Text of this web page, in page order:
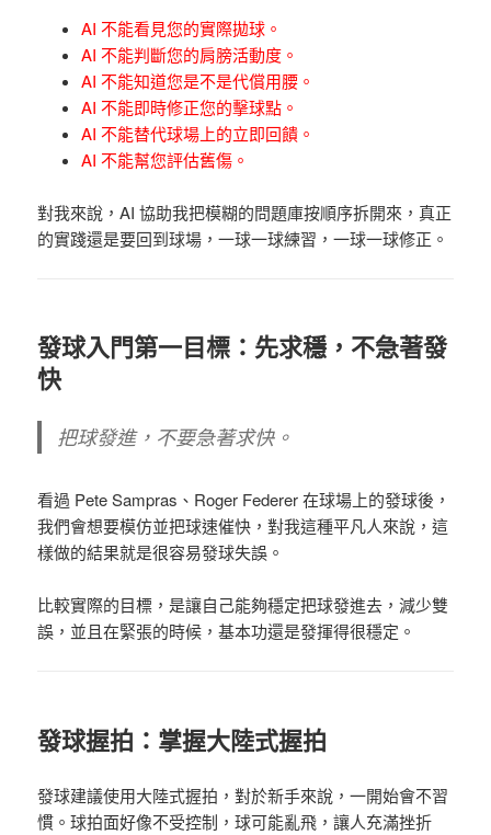
AI 不能看見您的實際拋球。
AI 不能判斷您的肩膀活動度。
AI 不能知道您是不是代償用腰。
AI 不能即時修正您的擊球點。
AI 不能替代球場上的立即回饋。
AI 不能幫您評估舊傷。
對我來說，AI 協助我把模糊的問題庫按順序拆開來，真正
的實踐還是要回到球場，一球一球練習，一球一球修正。
發球入門第一目標：先求穩，不急著發
快
把球發進，不要急著求快。
看過 Pete Sampras、Roger Federer 在球場上的發球後，
我們會想要模仿並把球速催快，對我這種平凡人來說，這
樣做的結果就是很容易發球失誤。
比較實際的目標，是讓自己能夠穩定把球發進去，減少雙
誤，並且在緊張的時候，基本功還是發揮得很穩定。
發球握拍：掌握大陸式握拍
發球建議使用大陸式握拍，對於新手來說，一開始會不習
慣。球拍面好像不受控制，球可能亂飛，讓人充滿挫折